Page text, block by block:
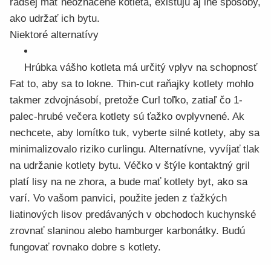
ako udržať ich bytu.
Niektoré alternatívy
Hrúbka vášho kotleta má určitý vplyv na schopnosť
Fat to, aby sa to lokne. Thin-cut raňajky kotlety mohlo
takmer zdvojnásobí, pretože Curl toľko, zatiaľ čo 1-
palec-hrubé večera kotlety sú ťažko ovplyvnené. Ak
nechcete, aby lomítko tuk, vyberte silné kotlety, aby sa
minimalizovalo riziko curlingu. Alternatívne, vyvíjať tlak
na udržanie kotlety bytu. Véčko v štýle kontaktný gril
platí lisy na ne zhora, a bude mať kotlety byt, ako sa
varí. Vo vašom panvici, použite jeden z ťažkých
liatinových lisov predávaných v obchodoch kuchynské
zrovnať slaninou alebo hamburger karbonátky. Budú
fungovať rovnako dobre s kotlety.